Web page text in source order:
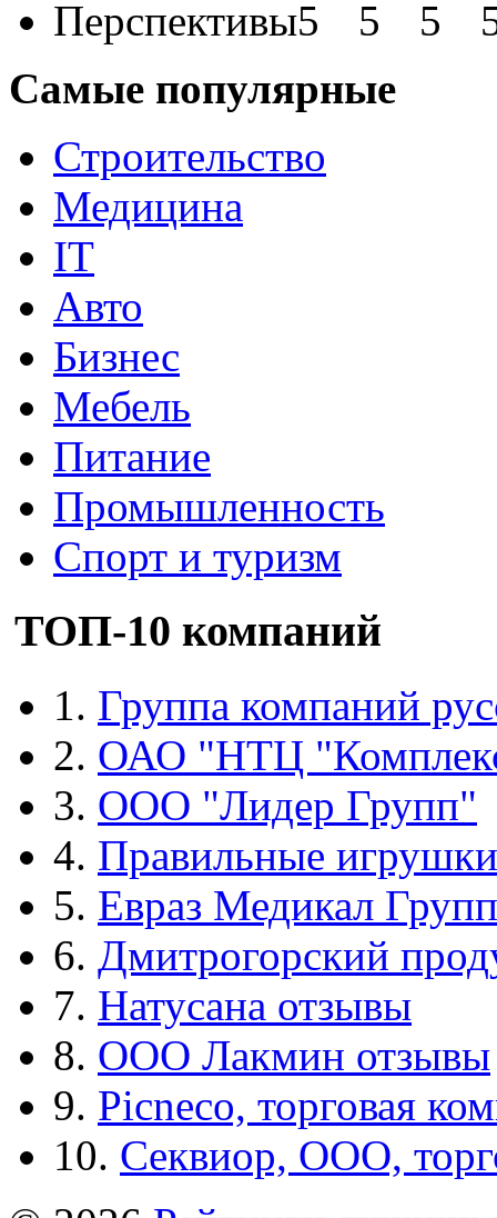
Перспективы
Самые популярные
Строительство
Медицина
IT
Авто
Бизнес
Мебель
Питание
Промышленность
Спорт и туризм
ТОП-10 компаний
1. Группа компаний
2. ОАО "НТЦ
3. ООО "Лидер Групп"
4. Правильные игрушки
5. Евраз Медикал Групп
6. Дмитрогорский
7. Натусана отзывы
8. ООО Лакмин отзывы
9. Picneco, торговая
10. Секвиор, ООО,